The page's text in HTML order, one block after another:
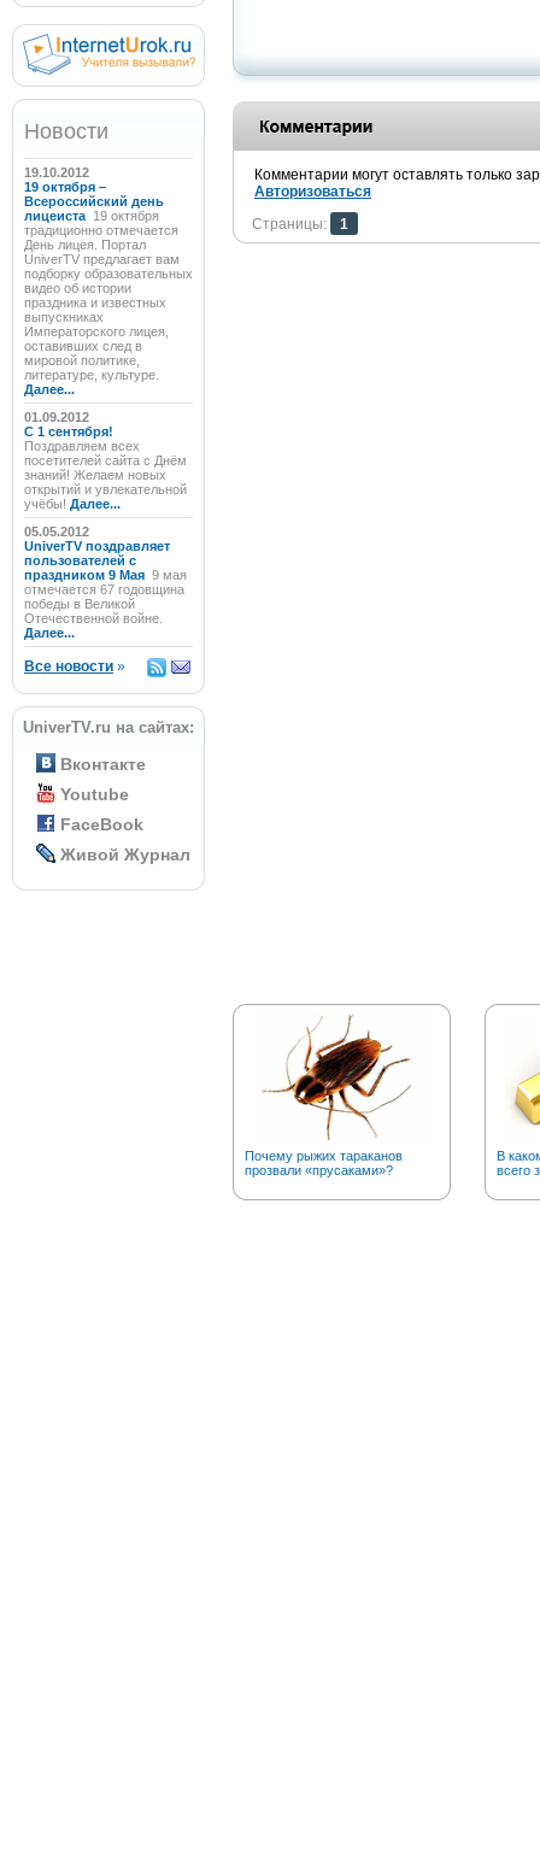
Новости
19.10.2012
19 октября –
Всероссийский день
лицеиста 19 октября
традиционно отмечается
День лицея. Портал
UniverTV предлагает вам
подборку образовательных
видео об истории
праздника и известных
выпускниках
Императорского лицея,
оставивших след в
мировой политике,
литературе, культуре.
Далее...
01.09.2012
C 1 сентября!
Поздравляем всех
посетителей сайта с Днём
знаний! Желаем новых
открытий и увлекательной
учёбы! Далее...
05.05.2012
UniverTV поздравляет
пользователей с
праздником 9 Мая 9 мая
отмечается 67 годовщина
победы в Великой
Отечественной войне.
Далее...
Все новости »
UniverTV.ru на сайтах:
Вконтакте
Youtube
FaceBook
Живой Журнал
Комментарии могут оставлять только
Авторизоваться
Страницы:
1
Почему рыжих тараканов
прозвали «прусаками»?
В
всего